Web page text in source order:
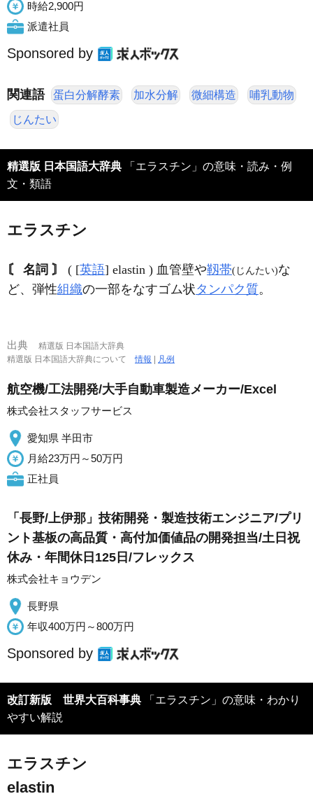
時給2,900円
派遣社員
Sponsored by
関連語 蛋白分解酵素 加水分解 微細構造 哺乳動物
じんたい
精選版 日本国語大辞典
文・類語
エラスチン
〘 名詞 〙 ( [英語] elastin ) 血管壁や靱帯(じんたい)な
ど、弾性組織の一部をなすゴム状タンパク質。
出典
精選版 日本国語大辞典
精選版 日本国語大辞典について情報 凡例
航空機/工法開発/大手自動車製造メーカー/Excel
株式会社スタッフサービス
愛知県 半田市
月給23万円～50万円
正社員
「長野/上伊那」技術開発・製造技術エンジニア/プリ
ント基板の高品質・高付加価値品の開発担当/土日祝
休み・年間休日125日/フレックス
株式会社キョウデン
長野県
年収400万円～800万円
Sponsored by
改訂新版 世界大百科事典
やすい解説
エラスチン
elastin